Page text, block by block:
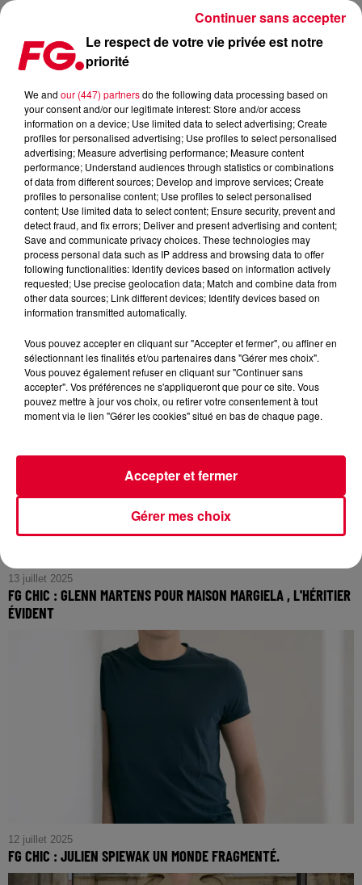
FG CHIC NEWS
14 juillet 2025
VISIONNAIRE AU...
FG CHIC : Rick Owens, L'Odyssée Céleste d'un Génie
Visionnaire au Palais Galliera
13 juillet 2025
FG CHIC : GLENN MARTENS POUR MAISON MARGIELA , L'HÉRITIER
ÉVIDENT
FG CHIC : Glenn Martens pour Maison Margiela , L'Héritier
12 juillet 2025
FG CHIC : JULIEN SPIEWAK UN MONDE FRAGMENTÉ.
FG CHIC : Julien Spiewak un monde fragmenté.
Le respect de votre vie privée est notre
priorité
We and our (447) partnersdo the following data processing based on
your consent and/or our legitimate interest: Store and/or access
information on a device; Use limited data to select advertising; Create
profiles for personalised advertising; Use profiles to select personalised
advertising; Measure advertising performance; Measure content
performance; Understand audiences through statistics or combinations
of data from different sources; Develop and improve services; Create
profiles to personalise content; Use profiles to select personalised
content; Use limited data to select content; Ensure security, prevent and
detect fraud, and fix errors; Deliver and present advertising and content;
Save and communicate privacy choices. These technologies may
process personal data such as IP address and browsing data to offer
following functionalities: Identify devices based on information actively
requested; Use precise geolocation data; Match and combine data from
other data sources; Link different devices; Identify devices based on
information transmitted automatically.
Vous pouvez accepter en cliquant sur "Accepter et fermer", ou affiner en
sélectionnant les finalités et/ou partenaires dans "Gérer mes choix".
Vous pouvez également refuser en cliquant sur "Continuer sans
accepter". Vos préférences ne s'appliqueront que pour ce site. Vous
pouvez mettre à jour vos choix, ou retirer votre consentement à tout
moment via le lien "Gérer les cookies" situé en bas de chaque page.
Gérer mes choix
Accepter et fermer
Continuer sans accepter